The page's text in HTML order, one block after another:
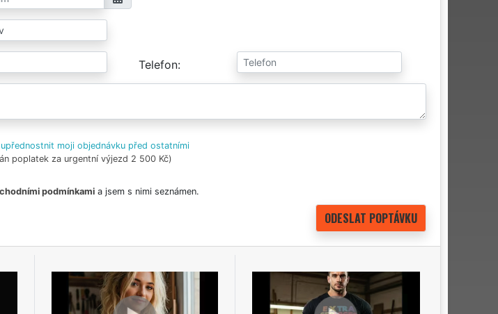
Telefon
moji objednávku před ostatními
poplatek za urgentní výjezd 2 500 Kč)
podmínkamia jsem s nimi seznámen.